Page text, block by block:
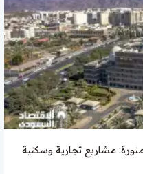
مشاريع تجارية وسكنية